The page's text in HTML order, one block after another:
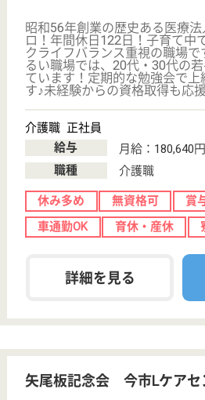
(ヘルパー2級) (ヘルパー1級)
介護福祉士 社会福祉士
ケアマネジャー PT
OT その他・なし
次のステップへ
サービス紹介
ご利用の流れ
公式LINE＠
お役立ち情報
転職ノウハウ